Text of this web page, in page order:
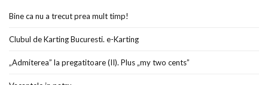
Bine ca nu a trecut prea mult timp!
Clubul de Karting Bucuresti. e-Karting
„Admiterea” la pregatitoare (II). Plus „my two cents”